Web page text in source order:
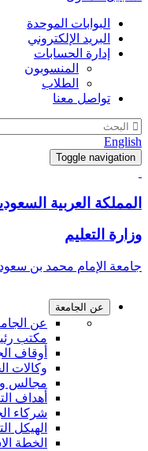
البوابات الموحدة
البريد الإلكتروني
إدارة الحسابات
المنسوبون
الطلاب
تواصل معنا
English
Toggle navigation
المملكة العربية
وزارة التعليم
جامعة الإمام محمد بن سعود
عن الجامعة
عن
مكتب
أوقاف
وكالات
مجالس
أهداف
شركاء
الهيكل
الخطة